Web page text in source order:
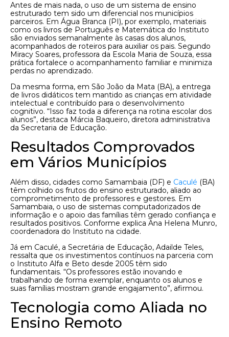
Antes de mais nada, o uso de um sistema de ensino
estruturado tem sido um diferencial nos municípios
parceiros. Em Água Branca (PI), por exemplo, materiais
como os livros de Português e Matemática do Instituto
são enviados semanalmente às casas dos alunos,
acompanhados de roteiros para auxiliar os pais. Segundo
Miracy Soares, professora da Escola Maria de Souza, essa
prática fortalece o acompanhamento familiar e minimiza
perdas no aprendizado.
Da mesma forma, em São João da Mata (BA), a entrega
de livros didáticos tem mantido as crianças em atividade
intelectual e contribuído para o desenvolvimento
cognitivo. “Isso faz toda a diferença na rotina escolar dos
alunos”, destaca Márcia Baqueiro, diretora administrativa
da Secretaria de Educação.
Resultados Comprovados
em Vários Municípios
Além disso, cidades como Samambaia (DF) e Caculé (BA)
têm colhido os frutos do ensino estruturado, aliado ao
comprometimento de professores e gestores. Em
Samambaia, o uso de sistemas computadorizados de
informação e o apoio das famílias têm gerado confiança e
resultados positivos. Conforme explica Ana Helena Munro,
coordenadora do Instituto na cidade.
Já em Caculé, a Secretária de Educação, Adailde Teles,
ressalta que os investimentos contínuos na parceria com
o Instituto Alfa e Beto desde 2005 têm sido
fundamentais. “Os professores estão inovando e
trabalhando de forma exemplar, enquanto os alunos e
suas famílias mostram grande engajamento”, afirmou.
Tecnologia como Aliada no
Ensino Remoto